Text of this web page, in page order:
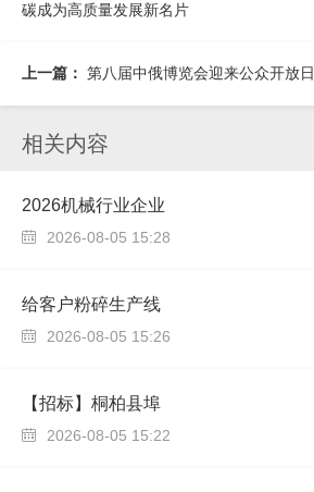
碳成为高质量发展新名片
上一篇： 第八届中俄博览会迎来公众开放日
相关内容
2026机械行业企业
 2026-08-05 15:28
给客户粉碎生产线
 2026-08-05 15:26
【招标】桐柏县埠
 2026-08-05 15:22